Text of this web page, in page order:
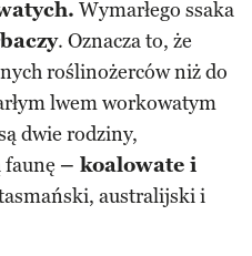
Wymarłego ssaka
. Oznacza to, że
roślinożerców niż do
lwem workowatym
dwie rodziny,
faunę – koalowate i
australijski i